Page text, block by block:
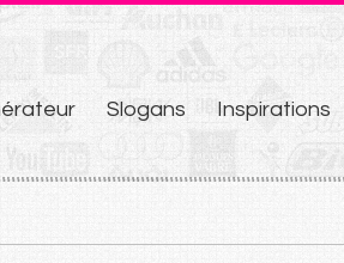
Slogans Inspirations